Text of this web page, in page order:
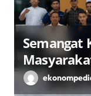
Semangat
Desa